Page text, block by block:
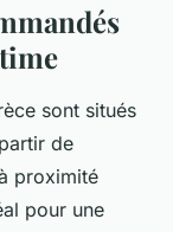
sont situés
de
proximité
pour une